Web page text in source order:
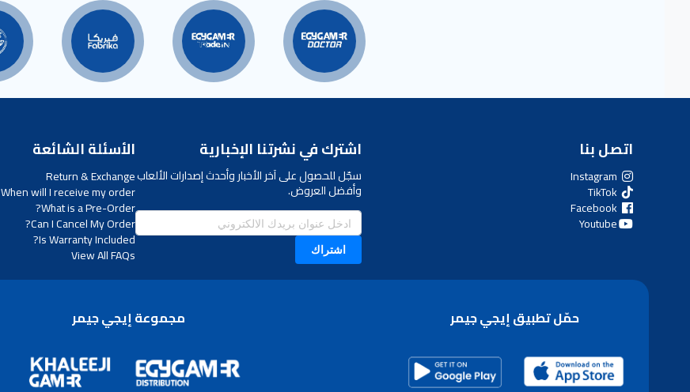
اتصل بنا
Instagram
TikTok
Facebook
Youtube
اشترك في نشرتنا الإخبارية
سجّل للحصول على آخر الأخبار وأحدث إصدارات الألعاب
وأفضل العروض.
اشتراك
الأسئلة الشائعة
Return & Exchange
When will I receive my order?
What is a Pre-Order?
Can I Cancel My Order?
Is Warranty Included?
View All FAQs
حمّل تطبيق إيجي جيمر مجموعة إيجي جيمر